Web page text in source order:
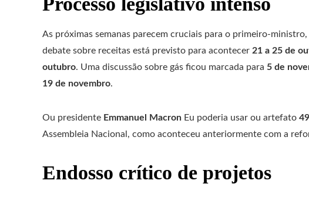
As próximas semanas parecem cruciais para o primeiro-
debate sobre receitas está previsto para acontecer 21 a 25 de
outubro. Uma discussão sobre gás ficou marcada para 5 de
19 de novembro.
Ou presidente Emmanuel Macron Eu poderia usar ou artefato
Assembleia Nacional, como aconteceu anteriormente com a
Endosso crítico de projetos